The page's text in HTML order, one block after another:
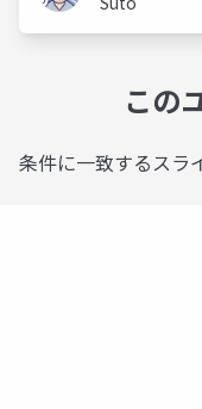
この
条件に一致するスラ